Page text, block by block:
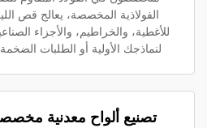
للأغطية، والخراطيم، والأجزاء
لنماذجك الأولية أو الطلبات
تصنيع ألواح معدنية